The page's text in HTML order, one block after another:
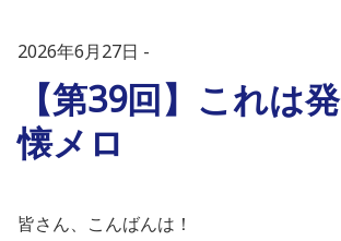
2026年6月27日
【第39回】これは
懐メロ
皆さん、こんばんは！